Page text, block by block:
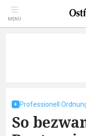
MENÜ
Professionell
So